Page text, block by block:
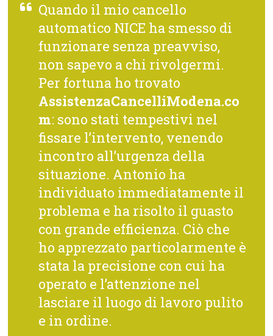
Quando il mio cancello
automatico NICE ha smesso di
funzionare senza preavviso,
non sapevo a chi rivolgermi.
Per fortuna ho trovato
AssistenzaCancelliModena.co
m: sono stati tempestivi nel
fissare l’intervento, venendo
incontro all’urgenza della
situazione. Antonio ha
individuato immediatamente il
problema e ha risolto il guasto
con grande efficienza. Ciò che
ho apprezzato particolarmente è
stata la precisione con cui ha
operato e l’attenzione nel
lasciare il luogo di lavoro pulito
e in ordine.